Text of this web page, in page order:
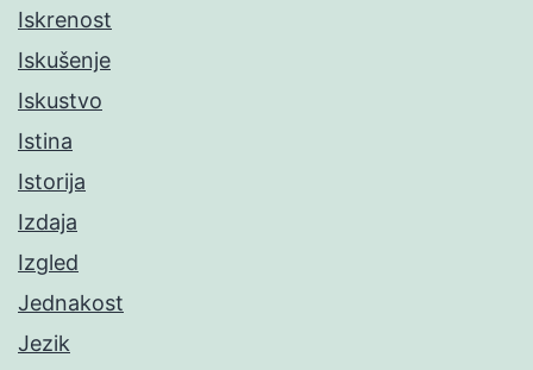
Iskrenost
Iskušenje
Iskustvo
Istina
Istorija
Izdaja
Izgled
Jednakost
Jezik